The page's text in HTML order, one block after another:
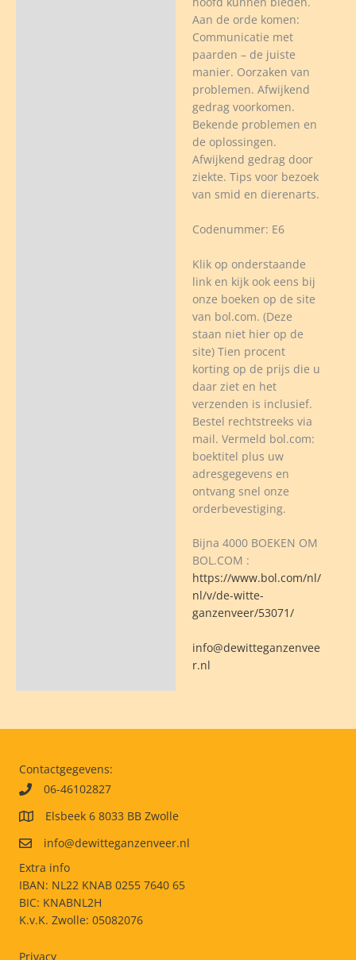
Aan de orde komen:
Communicatie met
paarden – de juiste
manier. Oorzaken van
problemen. Afwijkend
gedrag voorkomen.
Bekende problemen en
de oplossingen.
Afwijkend gedrag door
ziekte. Tips voor bezoek
van smid en dierenarts.
Codenummer: E6
Klik op onderstaande
link en kijk ook eens bij
onze boeken op de site
van bol.com. (Deze
staan niet hier op de
site) Tien procent
korting op de prijs die u
daar ziet en het
verzenden is inclusief.
Bestel rechtstreeks via
mail. Vermeld bol.com:
boektitel plus uw
adresgegevens en
ontvang snel onze
orderbevestiging.
Bijna 4000 BOEKEN OM
BOL.COM :
https://www.bol.com/nl/
nl/v/de-witte-
ganzenveer/53071/
info@dewitteganzenvee
r.nl
Contactgegevens:
06-46102827
Elsbeek 6 8033 BB Zwolle
info@dewitteganzenveer.nl
Extra info
IBAN: NL22 KNAB 0255 7640 65
BIC: KNABNL2H
K.v.K. Zwolle: 05082076
Privacy